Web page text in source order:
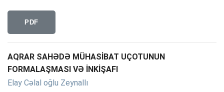
PDF
AQRAR SAHƏDƏ MÜHASİBAT UÇOTUNUN
FORMALAŞMASI VƏ İNKİŞAFI
Elay Cəlal oğlu Zeynallı